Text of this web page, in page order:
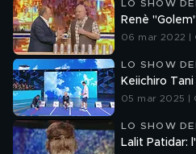
LO SHOW
Renè
06 mar 2022 |
LO SHOW
Keiichiro
05 mar 2025 |
LO SHOW
Lalit Patidar: